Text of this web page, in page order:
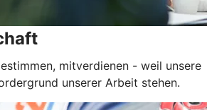
mitverdienen - weil unsere
unserer Arbeit stehen.